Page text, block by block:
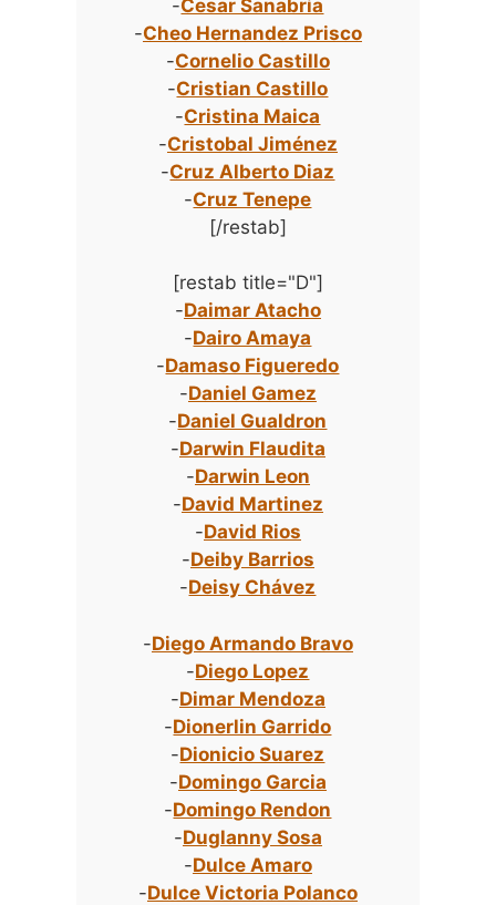
-Cesar Sanabria
-Cheo Hernandez Prisco
-Cornelio Castillo
-Cristian Castillo
-Cristina Maica
-Cristobal Jiménez
-Cruz Alberto Diaz
-Cruz Tenepe
[/restab]
[restab title="D"]
-Daimar Atacho
-Dairo Amaya
-Damaso Figueredo
-Daniel Gamez
-Daniel Gualdron
-Darwin Flaudita
-Darwin Leon
-David Martinez
-David Rios
-Deiby Barrios
-Deisy Chávez
-Diego Armando Bravo
-Diego Lopez
-Dimar Mendoza
-Dionerlin Garrido
-Dionicio Suarez
-Domingo Garcia
-Domingo Rendon
-Duglanny Sosa
-Dulce Amaro
-Dulce Victoria Polanco